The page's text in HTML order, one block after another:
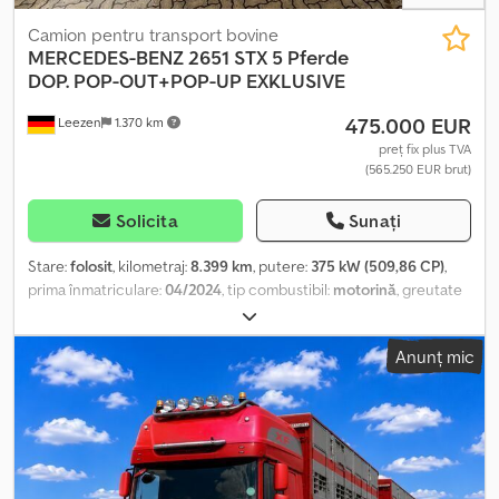
Vizitarea este posibilă numai după programare.
Leezen 1.370 km
Camion pentru transport bovine
MERCEDES-BENZ2651 STX 5 Pferde
DOP. POP-OUT+POP-UP EXKLUSIVE
475.000 EUR
preț fix plus TVA
(565.250 EUR brut)
Solicita Sunați
Stare:folosit, kilometraj:8.399 km, putere: 375 kW (509,86 CP),
prima înmatriculare:04/2024, tip combustibil: motorină, greutate
, configurație ax:3 axe
gri, tip de angrenaj:automat, clasă de emisii:Euro 6, Dotări:ABS,
aer condiționat, sistem de navigație, încălzitor staționar, MB
ACTROS 2651 GIGA STX EXCLUSIVE HORSETRUCK pentru 5 cai 5
cai, rampă laterală și rampă spate, extensibil lateral, pop-up,
bucătărie la parter, spațiu de depozitare sub zona de locuit,
compartimente de depozitare în jurul camionului, generator
diesel de 6 kW, rezervor apă curată de 550 litri, rezervor apă uzată
Anunț mic